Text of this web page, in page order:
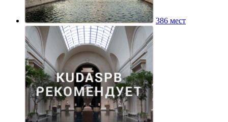
386 мест